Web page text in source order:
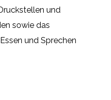
und
sowie das
und Sprechen